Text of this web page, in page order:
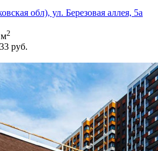
обл), ул. Березовая аллея, 5а
м2
руб.